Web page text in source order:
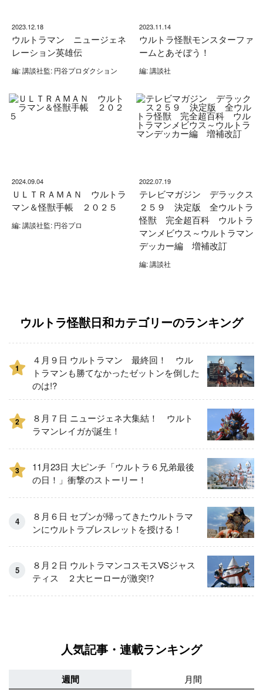
2023.12.18
ウルトラマン ニュージェネ
レーション英雄伝
編: 講談社監: 円谷プロダクション
2023.11.14
ウルトラ怪獣モンスターファ
ームとあそぼう！
編: 講談社
2024.09.04
ＵＬＴＲＡＭＡＮ ウルトラ
マン＆怪獣手帳 ２０２５
編: 講談社監: 円谷プロ
2022.07.19
テレビマガジン デラックス
２５９ 決定版 全ウルトラ
怪獣 完全超百科 ウルトラ
マンメビウス～ウルトラマン
デッカー編 増補改訂
編: 講談社
ウルトラ怪獣日和カテゴリーのランキング
1
４月９日 ウルトラマン 最終回！ ウル
トラマンも勝てなかったゼットンを倒した
のは!?
2
８月７日 ニュージェネ大集結！ ウルト
ラマンレイガが誕生！
3
11月23日 大ピンチ「ウルトラ６兄弟最後
の日！」衝撃のストーリー！
８月６日 セブンが帰ってきたウルトラマ
ンにウルトラブレスレットを授ける！
８月２日 ウルトラマンコスモスVSジャス
ティス ２大ヒーローが激突!?
人気記事・連載ランキング
週間 月間